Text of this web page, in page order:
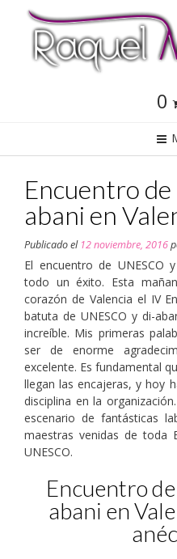
0
Encuentro
abani en
Publicado el 12 noviembre, 2016
El encuentro de UNESCO
todo un éxito. Esta
corazón de Valencia el IV
batuta de UNESCO y di-
increíble. Mis primeras
ser de enorme
excelente. Es fundamental
llegan las encajeras, y hoy
disciplina en la
escenario de fantásticas
maestras venidas de toda
UNESCO.
Encuentro
abani en